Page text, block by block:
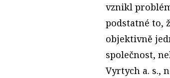
vznikl
podstatné to,
objektivně
společnost,
Vyrtych a. s.,